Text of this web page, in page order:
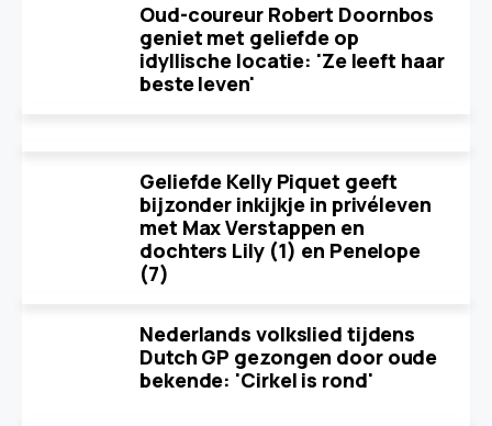
Oud-coureur Robert Doornbos
geniet met geliefde op
idyllische locatie: 'Ze leeft haar
beste leven'
Geliefde Kelly Piquet geeft
bijzonder inkijkje in privéleven
met Max Verstappen en
dochters Lily (1) en Penelope
(7)
Nederlands volkslied tijdens
Dutch GP gezongen door oude
bekende: 'Cirkel is rond'